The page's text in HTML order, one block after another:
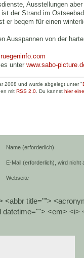
Ausstellungen
der Strand im
er beqem für einen
Ausspannen von der
unter www.sabo-
2008 und wurde abgelegt unter "
mit RSS 2.0 . Du kannst hier
Name (erforderlich)
E-Mail (erforderlich), wird nicht
Webseite
<abbr title="">
<em> <i>